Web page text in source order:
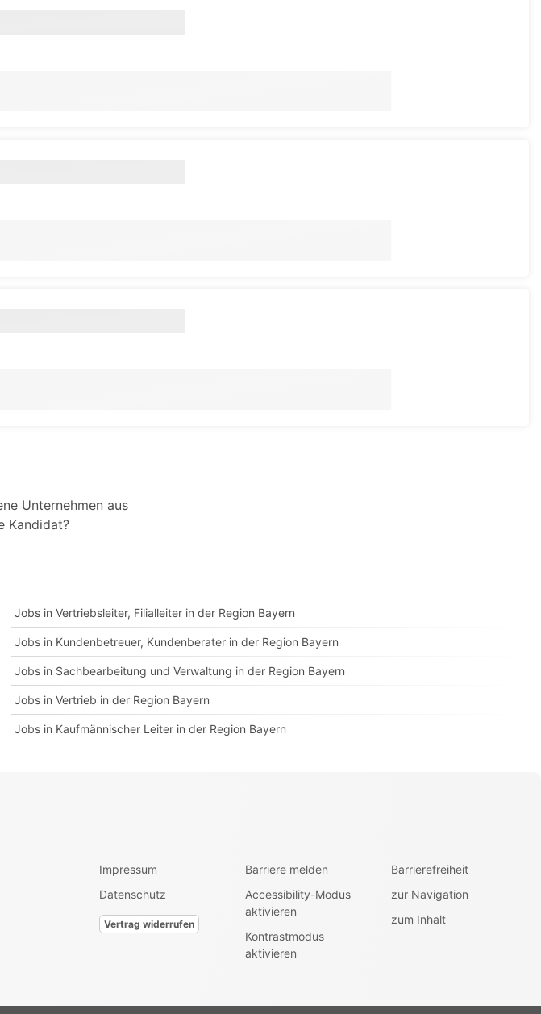
Unternehmen aus
Kandidat?
Jobs in Vertriebsleiter, Filialleiter in der Region Bayern
Jobs in Kundenbetreuer, Kundenberater in der Region Bayern
Jobs in Sachbearbeitung und Verwaltung in der Region Bayern
Jobs in Vertrieb in der Region Bayern
Jobs in Kaufmännischer Leiter in der Region Bayern
Impressum
Datenschutz
Vertrag widerrufen
Barriere melden
Accessibility-Modus
aktivieren
Kontrastmodus
aktivieren
Barrierefreiheit
zur Navigation
zum Inhalt